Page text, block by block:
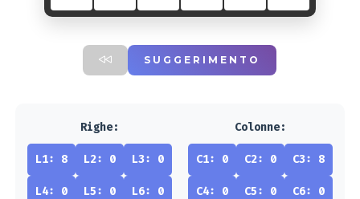
SUGGERIMENTO
Righe:
L1: 8 L2: 0 L3: 0
L4: 0 L5: 0 L6: 0
Colonne:
C1: 0 C2: 0 C3: 8
C4: 0 C5: 0 C6: 0